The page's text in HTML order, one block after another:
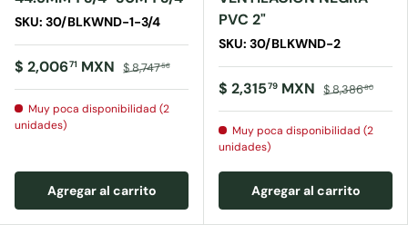
SKU: 30/BLKWND-1-3/4
$ 2,00671 MXN $ 8,74756
Muy poca disponibilidad (2
unidades)
Agregar al carrito
PVC 2"
SKU: 30/BLKWND-2
$ 2,31579 MXN $ 8,38680
Muy poca disponibilidad (2
unidades)
Agregar al carrito